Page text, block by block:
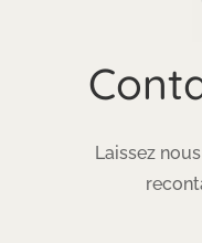
Laissez